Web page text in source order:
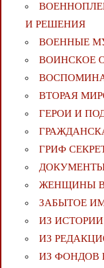
И РЕШЕНИЯ
ВОЕННЫЕ
ВОИНСКОЕ
ВТОРАЯ
ГЕРОИ И
ГРИФ
ЖЕНЩИНЫ
ЗАБЫТОЕ
ИЗ
ИЗ
ИЗ ФОНДОВ